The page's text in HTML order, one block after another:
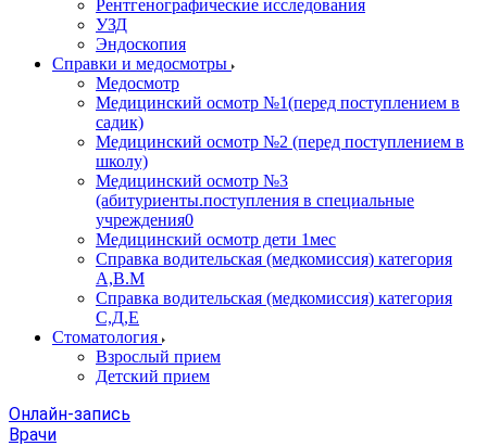
Рентгенографические исследования
УЗД
Эндоскопия
Справки и медосмотры
Медосмотр
Медицинский осмотр №1(перед поступлением в
садик)
Медицинский осмотр №2 (перед поступлением в
школу)
Медицинский осмотр №3
(абитуриенты.поступления в специальные
учреждения0
Медицинский осмотр дети 1мес
Справка водительская (медкомиссия) категория
А,В.М
Справка водительская (медкомиссия) категория
С,Д,Е
Стоматология
Взрослый прием
Детский прием
Онлайн-запись
Врачи